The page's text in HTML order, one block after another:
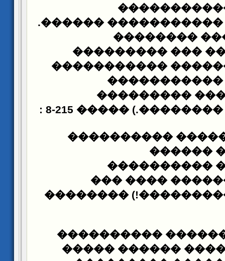
��������
����������
�����
������������
������� ��������
����������
����������
: 8-21
������� ������
����������
���������
��������
���� ����������
��������������